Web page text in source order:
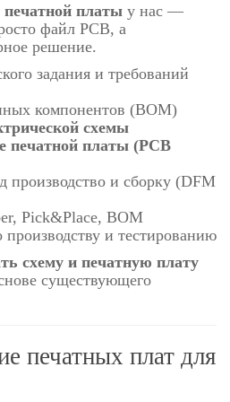
печатной платы у нас —
файл PCB, а
решение.
задания и требований
компонентов (BOM)
схемы
печатной платы (PCB
производство и сборку (DFM
Pick&Place, BOM
производству и тестированию
схему и печатную плату
существующего
печатных плат для